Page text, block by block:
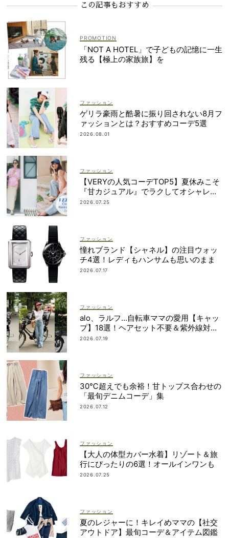
この記事もおすすめ
「NOT A HOTEL」で子どもの記憶に一生
残る【極上の家族旅】を
ファッション
ゲリラ豪雨と酷暑に振り回されない8月フ
ァッションとは？おすすめコーデ5選
2026.08.01
ファッション
【VERYの人気コーデTOP5】夏休みこそ
『甘カジュアル』でラクしてオシャレ！
｜7/1〜10
2026.07.25
ファッション
憧れブランド【シャネル】の注目ウォッ
チ4選！レディもハンサムも思いのまま
2026.07.17
ファッション
alo、ラルフ…自転車ママの愛用【キャッ
プ】18選！ヘアセット不要＆紫外線対策
にも
2026.07.19
ファッション
30℃超えでも余裕！甘トップス合わせの
「最旬デニムコーデ」集
2026.07.12
ファッション
【大人の体型カバー水着】リゾート＆旅
行にぴったりの6選！オールインワンも
2026.07.25
ファッション
夏のレジャーに！キレイめママの【社交
アウトドア】最旬コーデ＆アイテム図鑑